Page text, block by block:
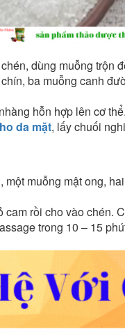
dùng muỗng trộn
ba muỗng canh
hỗn hợp lên cơ
da mặt, lấy chuối
một muỗng mật ong,
rồi cho vào chén.
trong 10 – 15